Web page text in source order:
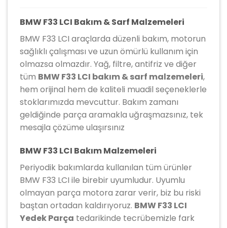
BMW F33 LCI Bakım & Sarf Malzemeleri
BMW F33 LCI araçlarda düzenli bakım, motorun
sağlıklı çalışması ve uzun ömürlü kullanım için
olmazsa olmazdır. Yağ, filtre, antifriz ve diğer
tüm BMW F33 LCI bakım & sarf malzemeleri,
hem orijinal hem de kaliteli muadil seçeneklerle
stoklarımızda mevcuttur. Bakım zamanı
geldiğinde parça aramakla uğraşmazsınız, tek
mesajla çözüme ulaşırsınız
BMW F33 LCI Bakım Malzemeleri
Periyodik bakımlarda kullanılan tüm ürünler
BMW F33 LCI ile birebir uyumludur. Uyumlu
olmayan parça motora zarar verir, biz bu riski
baştan ortadan kaldırıyoruz. BMW F33 LCI
Yedek Parça tedarikinde tecrübemizle fark